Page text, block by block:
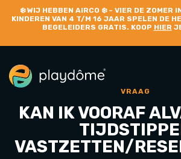
❄️WIJ HEBBEN AIRCO ❄️ – VIER DE ZOMER
KINDEREN VAN 4 T/M 16 JAAR SPELEN DE
BEGELEIDERS GRATIS. KOOP HIER
VRAAG
KAN IK VOORAF
VASTZETTEN/